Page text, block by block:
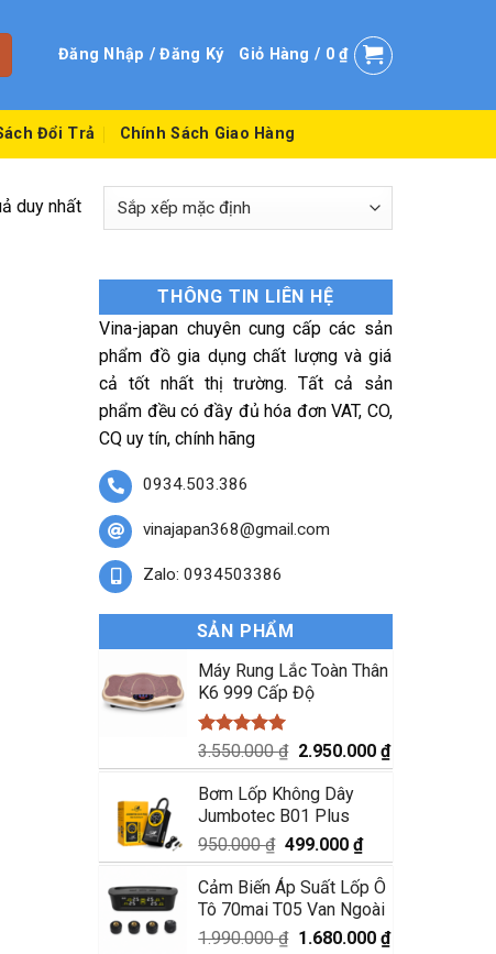
Đăng Nhập / Đăng Ký Giỏ Hàng / 0₫
Đổi Trả Chính Sách Giao Hàng
duy nhất
THÔNG TIN LIÊN HỆ
Vina-japan chuyên cung cấp các sản
phẩm đồ gia dụng chất lượng và giá
cả tốt nhất thị trường. Tất cả sản
phẩm đều có đầy đủ hóa đơn VAT, CO,
CQ uy tín, chính hãng
0934.503.386
vinajapan368@gmail.com
Zalo: 0934503386
SẢN PHẨM
Máy Rung Lắc Toàn Thân
K6 999 Cấp Độ
Được xếp
hạng5.00
5 sao
3.550.000₫ Giá
gốc
là:
3.550.000 ₫.
2.950.000₫Giá
hiện
Bơm Lốp Không Dây
Jumbotec B01 Plus
950.000₫ Giá
gốc
là:
950.000 ₫.
499.000₫Giá
hiện
tại
là:
499.000 ₫.
Cảm Biến Áp Suất Lốp Ô
Tô 70mai T05 Van Ngoài
1.990.000₫ Giá
1.680.000₫Giá